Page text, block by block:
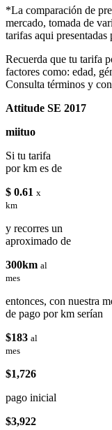
*La comparación de
mercado, tomada de
tarifas aqui presentadas
Recuerda que tu tarifa
factores como: edad,
Consulta términos y
Attitude SE 2017
miituo
Si tu tarifa
por km es de
$ 0.61 x
km
y recorres un
aproximado de
300km al
mes
entonces, con nuestra
de pago por km serían
$183 al
mes
$1,726
pago inicial
$3,922